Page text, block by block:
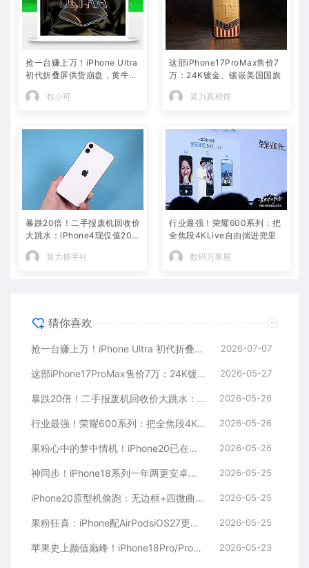
抢一台赚上万！iPhone Ultra
初代折叠屏供货崩盘，黄牛加
发
包小可
这部iPhone17ProMax售价7
万：24K镀金、镶嵌美国国旗
算力真相馆
暴跌20倍！二手报废机回收价
大跳水：iPhone4现仅值20
元
算力捕手社
行业最强！荣耀600系列：把
全焦段4KLive自由揣进兜里
数码万事屋
猜你喜欢
抢一台赚上万！iPhone Ultra 初代折叠屏供货崩盘，黄牛加价 100%，自用党千万别冲首发 2026-07-07
这部iPhone17ProMax售价7万：24K镀金、镶嵌美国国旗 2026-05-27
暴跌20倍！二手报废机回收价大跳水：iPhone4现仅值20元 2026-05-26
行业最强！荣耀600系列：把全焦段4KLive自由揣进兜里 2026-05-26
果粉心中的梦中情机！iPhone20已在路上：真全面屏+四曲面设计 2026-05-26
神同步！iPhone18系列一年两更安卓立马抄作业：Pro先上标准版延后 2026-05-25
iPhone20原型机偷跑：无边框+四微曲屏外观史诗级革新 2026-05-25
果粉狂喜：iPhone配AirPodsiOS27更顺手 2026-05-25
苹果史上颜值巅峰！iPhone18Pro/ProMax贴膜新鲜出炉：边框更窄了 2026-05-23